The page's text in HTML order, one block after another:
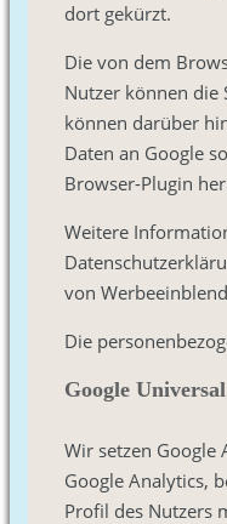
dort gekürzt.
Die von dem
Nutzer können die
können darüber
Daten an Google
Browser-Plugin
Weitere
von
Die
Google
Wir setzen Google
Google Analytics,
Profil des Nutzers